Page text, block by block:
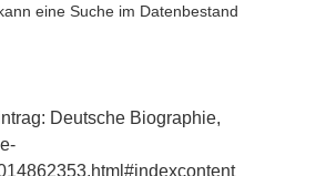
eine Suche im Datenbestand
Deutsche Biographie,